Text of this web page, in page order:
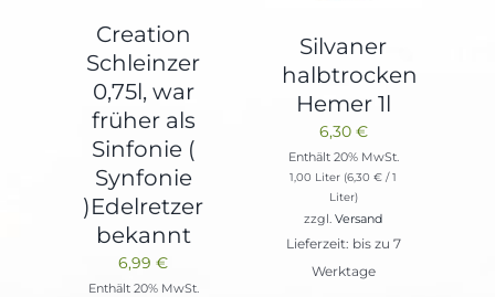
Creation
Schleinzer
0,75l, war
früher als
Sinfonie (
Synfonie
)Edelretzer
bekannt
6,99€
Enthält 20% MwSt.
Silvaner
halbtrocken
Hemer 1l
6,30 €
Enthält 20% MwSt.
1,00 Liter (6,30€ / 1
Liter)
zzgl.Versand
Lieferzeit: bis zu 7
Werktage